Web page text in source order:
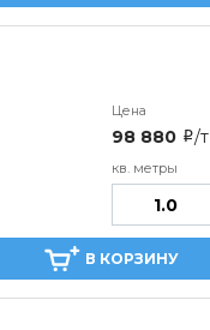
98 880 i/т
В КОРЗИНУ